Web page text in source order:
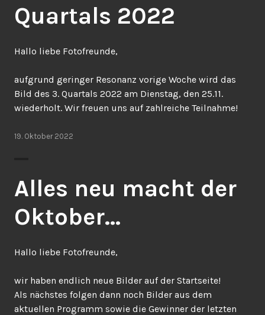
Quartals 2022
Hallo liebe Fotofreunde,
aufgrund geringer Resonanz vorige Woche wird das
Bild des 3. Quartals 2022 am Dienstag, den 25.11.
wiederholt. Wir freuen uns auf zahlreiche Teilnahme!
19. Oktober 2022
Alles neu macht der
Oktober…
Hallo liebe Fotofreunde,
wir haben endlich neue Bilder auf der Startseite!
Als nächstes folgen dann noch Bilder aus dem
aktuellen Programm sowie die Gewinner der letzten